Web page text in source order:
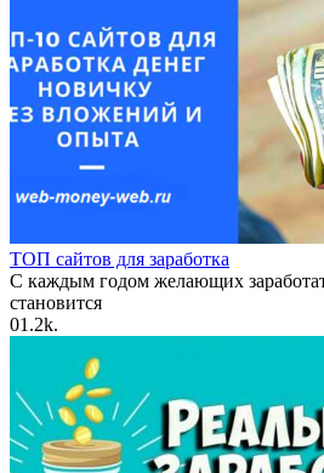
ТОП сайтов для заработка
С каждым годом желающих
становится
01.2k.